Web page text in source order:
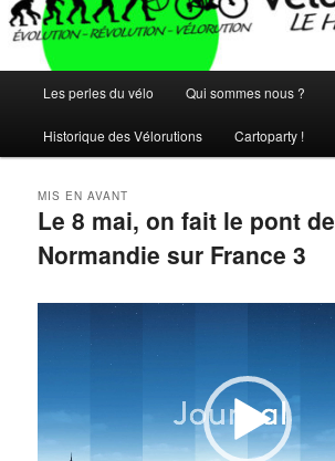
principal
Les perles du vélo Qui sommes nous ?
Historique des Vélorutions Cartoparty !
Le 8 mai, on fait le pont de
Normandie sur France 3
MIS EN AVANT